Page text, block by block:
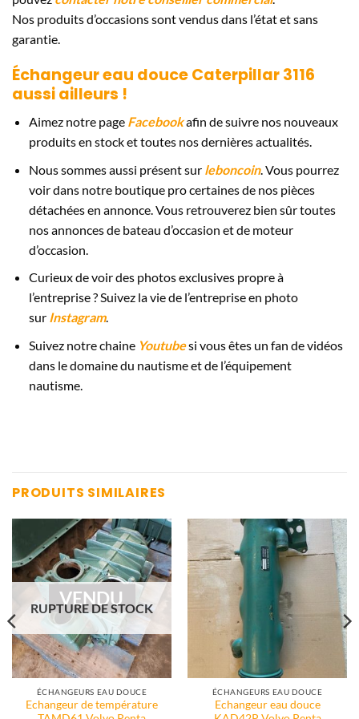
Nos produits d’occasions sont vendus dans l’état et sans
garantie.
Échangeur eau douce Caterpillar 3116
aussi ailleurs !
Aimez notre page Facebookafin de suivre nos nouveaux
produits en stock et toutes nos dernières actualités.
Nous sommes aussi présent sur leboncoin. Vous pourrez
voir dans notre boutique pro certaines de nos pièces
détachées en annonce. Vous retrouverez bien sûr toutes
nos annonces de bateau d’occasion et de moteur
d’occasion.
Curieux de voir des photos exclusives propre à
l’entreprise ? Suivez la vie de l’entreprise en photo
sur Instagram.
Suivez notre chaine Youtubesi vous êtes un fan de vidéos
dans le domaine du nautisme et de l’équipement
nautisme.
PRODUITS SIMILAIRES
VENDU
RUPTURE DE STOCK
ÉCHANGEURS EAU DOUCE
Echangeur de température
ÉCHANGEURS EAU DOUCE
Echangeur eau douce